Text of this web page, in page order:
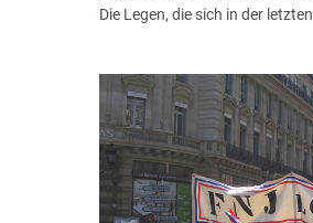
Die Legen, die sich in der letzten